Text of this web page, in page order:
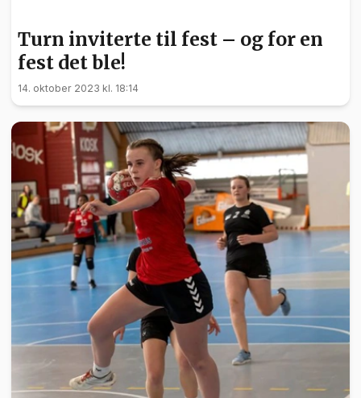
Turn inviterte til fest – og for en
fest det ble!
14. oktober 2023 kl. 18:14